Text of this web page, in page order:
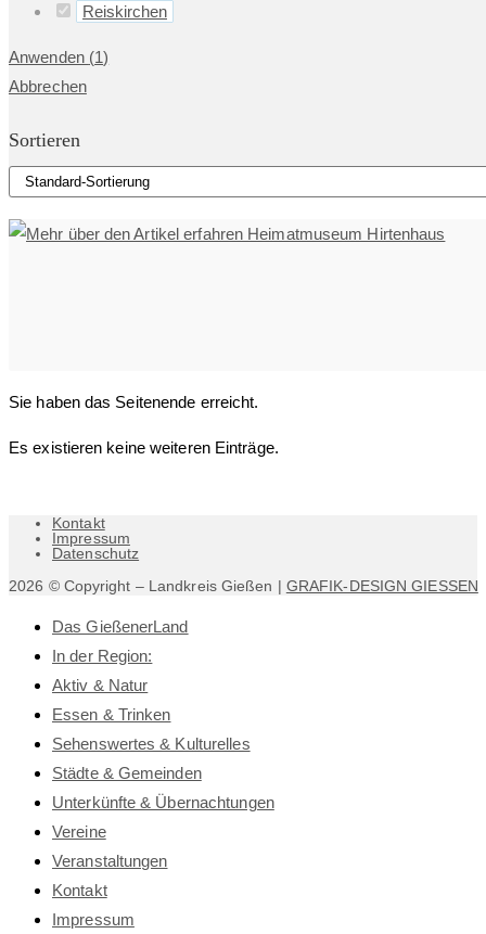
Reiskirchen
Anwenden (1)
Abbrechen
Sortieren
Sie haben das Seitenende erreicht.
Es existieren keine weiteren Einträge.
Kontakt
Impressum
Datenschutz
2026 © Copyright – Landkreis Gießen | GRAFIK-DESIGN GIESSEN
Das GießenerLand
In der Region:
Aktiv & Natur
Essen & Trinken
Sehenswertes & Kulturelles
Städte & Gemeinden
Unterkünfte & Übernachtungen
Vereine
Veranstaltungen
Kontakt
Impressum